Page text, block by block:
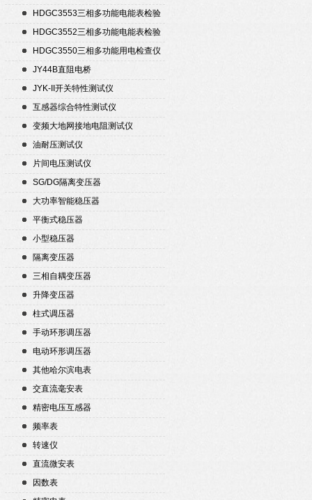
仪
HDGC3553三相多功能电能表检验
装置
HDGC3552三相多功能电能表检验
装置
HDGC3550三相多功能用电检查仪
JY44B直阻电桥
JYK-II开关特性测试仪
互感器综合特性测试仪
变频大地网接地电阻测试仪
油耐压测试仪
片间电压测试仪
SG/DG隔离变压器
大功率智能稳压器
平衡式稳压器
小型稳压器
隔离变压器
三相自耦变压器
升降变压器
柱式调压器
手动环形调压器
电动环形调压器
其他哈尔滨电表
交直流毫安表
精密电压互感器
频率表
转速仪
直流微安表
因数表